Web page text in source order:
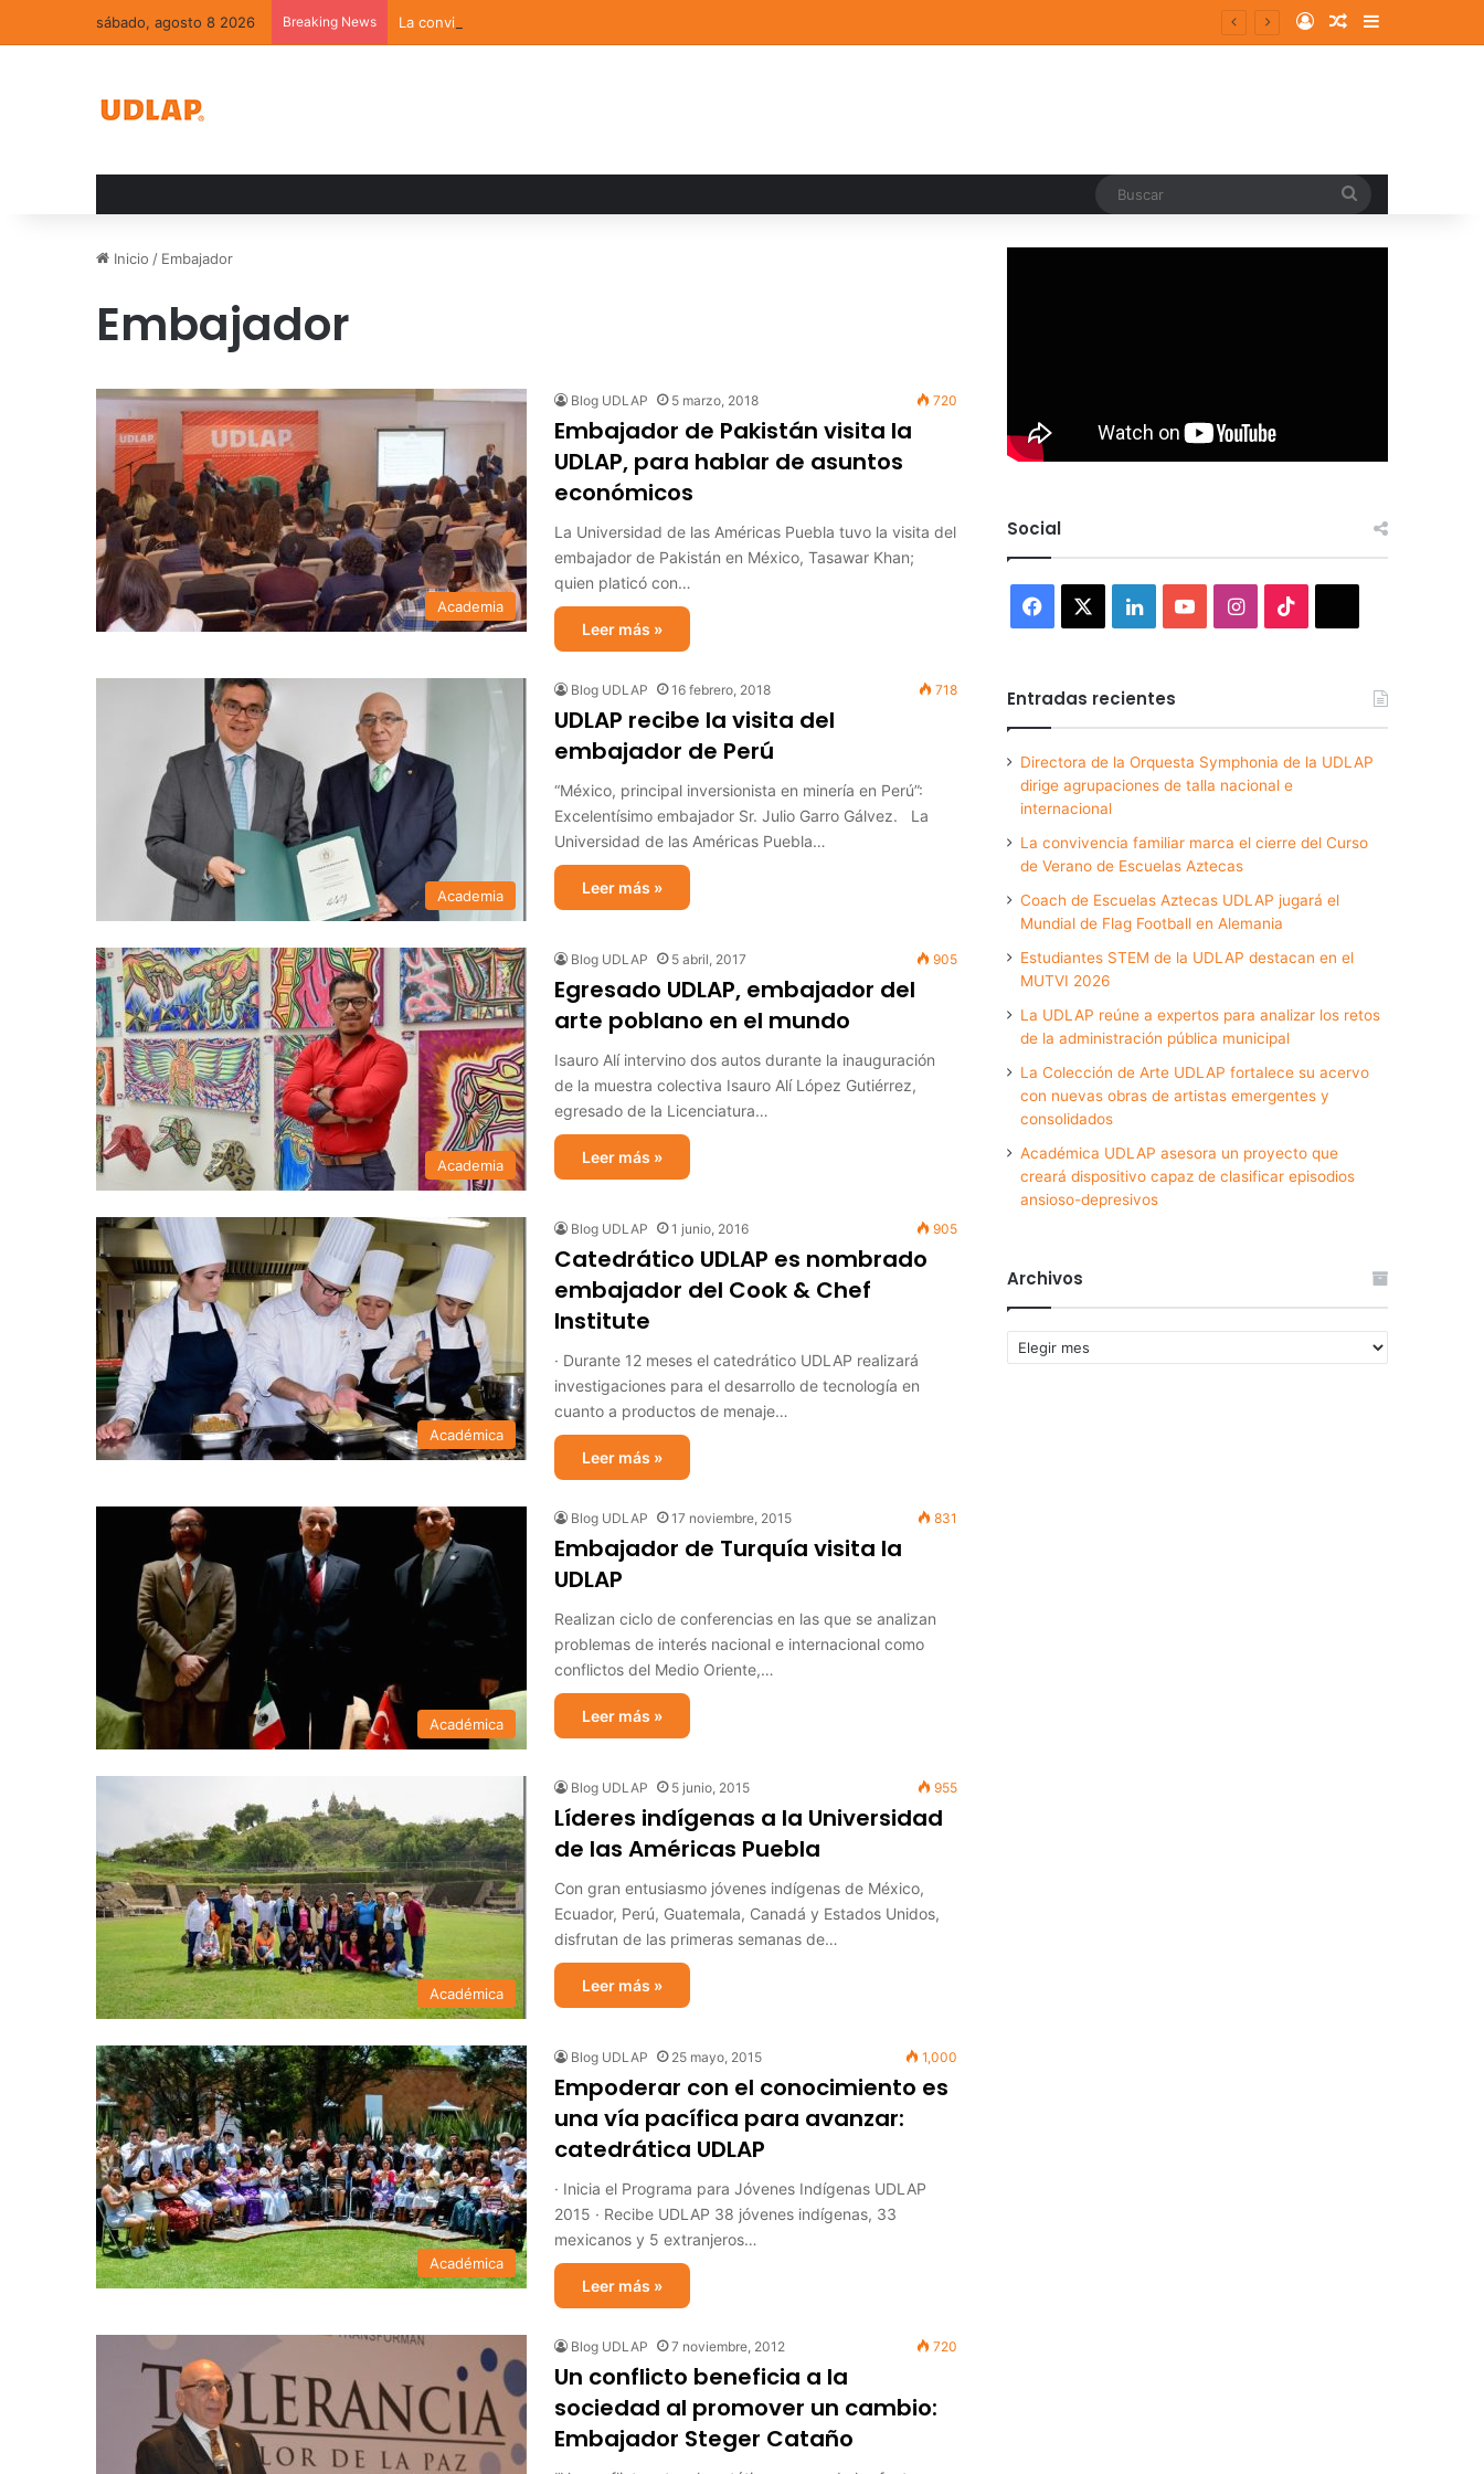
sábado, agosto 8 2026 Breaking News La convivencia familiar marca el cierre del Curso de Verano de Escuelas Aztecas Log InRandom Article
Sidebar
Inicio / Embajador
Embajador
Academia
Blog UDLAP 5 marzo, 2018 720
Embajador de Pakistán visita la
UDLAP, para hablar de asuntos
económicos
La Universidad de las Américas Puebla tuvo la visita del
embajador de Pakistán en México, Tasawar Khan;
quien platicó con…
Leer más »
Academia
Blog UDLAP 16 febrero, 2018 718
UDLAP recibe la visita del
embajador de Perú
“México, principal inversionista en minería en Perú”:
Excelentísimo embajador Sr. Julio Garro Gálvez. La
Universidad de las Américas Puebla…
Leer más »
Academia
Blog UDLAP 5 abril, 2017 905
Egresado UDLAP, embajador del
arte poblano en el mundo
Isauro Alí intervino dos autos durante la inauguración
de la muestra colectiva Isauro Alí López Gutiérrez,
egresado de la Licenciatura…
Leer más »
Académica
Blog UDLAP 1 junio, 2016 905
Catedrático UDLAP es nombrado
embajador del Cook & Chef
Institute
· Durante 12 meses el catedrático UDLAP realizará
investigaciones para el desarrollo de tecnología en
cuanto a productos de menaje…
Leer más »
Académica
Blog UDLAP 17 noviembre, 2015 831
Embajador de Turquía visita la
UDLAP
Realizan ciclo de conferencias en las que se analizan
problemas de interés nacional e internacional como
conflictos del Medio Oriente,…
Leer más »
Académica
Blog UDLAP 5 junio, 2015 955
Líderes indígenas a la Universidad
de las Américas Puebla
Con gran entusiasmo jóvenes indígenas de México,
Ecuador, Perú, Guatemala, Canadá y Estados Unidos,
disfrutan de las primeras semanas de…
Leer más »
Académica
Blog UDLAP 25 mayo, 2015 1,000
Empoderar con el conocimiento es
una vía pacífica para avanzar:
catedrática UDLAP
· Inicia el Programa para Jóvenes Indígenas UDLAP
2015 · Recibe UDLAP 38 jóvenes indígenas, 33
mexicanos y 5 extranjeros…
Leer más »
Blog UDLAP 7 noviembre, 2012 720
Un conflicto beneficia a la
sociedad al promover un cambio:
Embajador Steger Cataño
Social
Facebook LinkedInYouTubeInstagram
Entradas recientes
Directora de la Orquesta Symphonia de la UDLAP
dirige agrupaciones de talla nacional e
internacional
La convivencia familiar marca el cierre del Curso
de Verano de Escuelas Aztecas
Coach de Escuelas Aztecas UDLAP jugará el
Mundial de Flag Football en Alemania
Estudiantes STEM de la UDLAP destacan en el
MUTVI 2026
La UDLAP reúne a expertos para analizar los retos
de la administración pública municipal
La Colección de Arte UDLAP fortalece su acervo
con nuevas obras de artistas emergentes y
consolidados
Académica UDLAP asesora un proyecto que
creará dispositivo capaz de clasificar episodios
ansioso-depresivos
Archivos
Archivos